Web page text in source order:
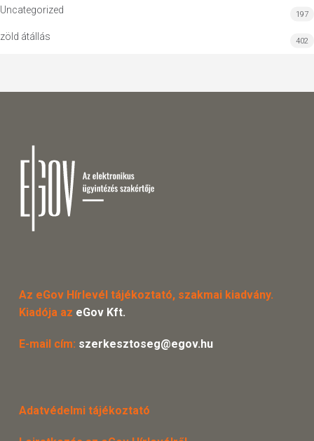
Uncategorized 197
zöld átállás 402
Az eGov Hírlevél tájékoztató, szakmai kiadvány.
Kiadója az eGov Kft.
E-mail cím: szerkesztoseg@egov.hu
Adatvédelmi tájékoztató